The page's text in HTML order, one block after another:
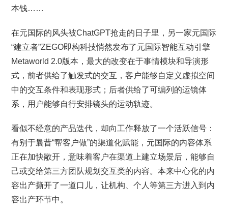
本钱……
在元国际的风头被ChatGPT抢走的日子里，另一家元国际
“建立者”ZEGO即构科技悄然发布了元国际智能互动引擎
Metaworld 2.0版本，最大的改变在于事情模块和导演形
式，前者供给了触发式的交互，客户能够自定义虚拟空间
中的交互条件和表现形式；后者供给了可编列的运镜体
系，用户能够自行安排镜头的运动轨迹。
看似不经意的产品迭代，却向工作释放了一个活跃信号：
有别于曩昔“帮客户做”的渠道化赋能，元国际的内容体系
正在加快敞开，意味着客户在渠道上建立场景后，能够自
己或交给第三方团队规划交互类的内容。本来中心化的内
容出产撕开了一道口儿，让机构、个人等第三方进入到内
容出产环节中。